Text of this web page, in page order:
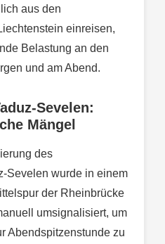
aus den
einreisen,
Belastung an den
und am Abend.
Sevelen:
Mängel
des
Sevelen wurde in einem
der Rheinbrücke
umsignalisiert, um
Abendspitzenstunde zu